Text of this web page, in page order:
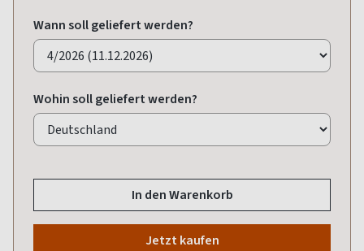
Wann soll geliefert werden?
Wohin soll geliefert werden?
In den Warenkorb
Jetzt kaufen